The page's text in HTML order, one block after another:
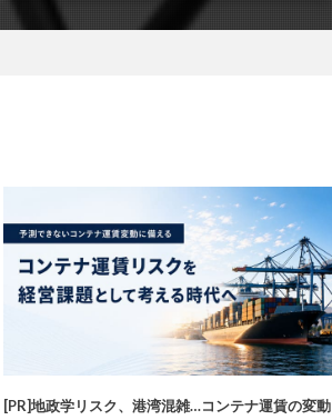
[PR]地政学リスク、港湾混雑…コンテナ運賃の変動